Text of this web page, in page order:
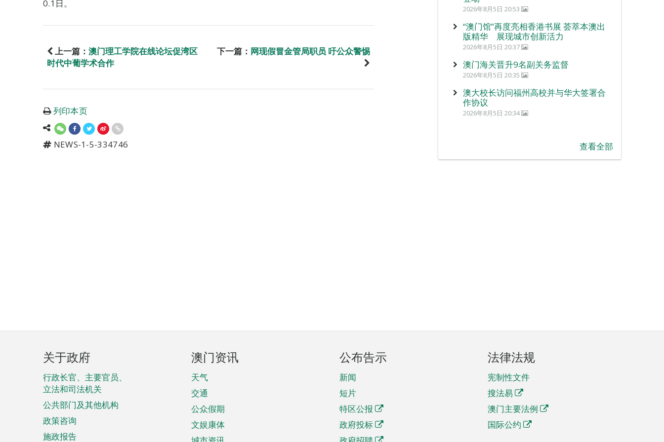
0.1日。
上一篇： 澳门理工学院在线论坛促湾区
时代中葡学术合作
下一篇： 网现假冒金管局职员 吁公众警惕
列印本页
NEWS-1-5-334746
2026年8月5日 20:53
“澳门馆”再度亮相香港书展 荟萃本澳出
版精华 展现城市创新活力
2026年8月5日 20:37
澳门海关晋升9名副关务监督
2026年8月5日 20:35
澳大校长访问福州高校并与华大签署合
作协议
2026年8月5日 20:34
查看全部
页
脚
菜
单
关于政府
行政长官、主要官员、
立法和司法机关
公共部门及其他机构
政策咨询
施政报告
澳门资讯
天气
交通
公众假期
文娱康体
公布告示
新闻
短片
特区公报
政府投标
法律法规
宪制性文件
搜法易
澳门主要法例
国际公约